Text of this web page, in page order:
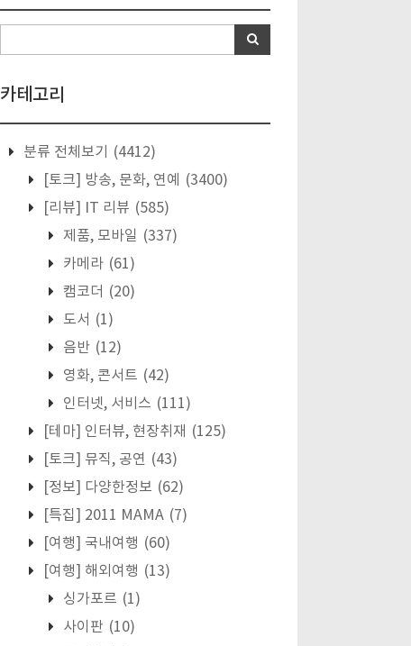
카테고리
분류 전체보기
(4412)
[토크] 방송, 문화, 연예
(3400)
[리뷰] IT 리뷰 (585)
제품, 모바일 (337)
카메라 (61)
캠코더 (20)
도서 (1)
음반 (12)
영화, 콘서트 (42)
인터넷, 서비스 (111)
[테마] 인터뷰, 현장취재 (125)
[토크] 뮤직, 공연 (43)
[정보] 다양한정보 (62)
[특집] 2011 MAMA (7)
[여행] 국내여행 (60)
[여행] 해외여행 (13)
싱가포르 (1)
사이판 (10)